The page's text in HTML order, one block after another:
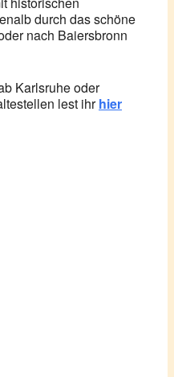
durch das schöne
nach Baiersbronn
Karlsruhe oder
lest ihrhier